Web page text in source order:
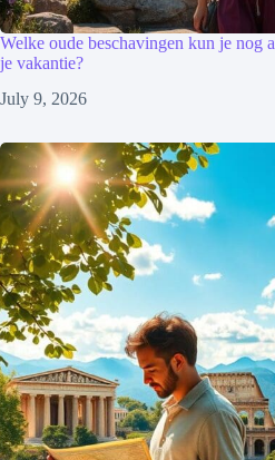
Welke oude beschavingen kun je nog
je vakantie?
July 9, 2026